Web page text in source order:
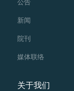
公告
新闻
院刊
媒体联络
关于我们